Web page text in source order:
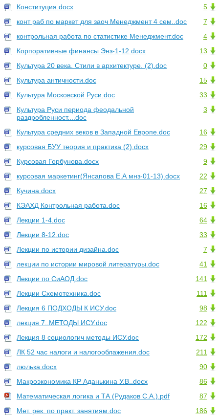
5
Конституция.docx
7
конт раб по маркет для заоч Менеджмент 4 сем..doc
4
контрольная работа по статистике Менеджмент.doc
13
Корпоративные финансы Энз-1-12.docx
0
Культура 20 века. Стили в архитектуре. (2).doc
15
Культура античности.doc
33
Культура Московской Руси.doc
3
Культура Руси периода феодальной
раздробленност....doc
16
Культура средних веков в Западной Европе.doc
29
курсовая БУУ теория и практика (2).docx
9
Курсовая Горбунова.docx
22
курсовая маркетинг(Янсапова Е.А мнз-01-13).docx
27
Кучина.docx
16
КЭАХД Контрольная работа.doc
64
Лекции 1-4.doc
33
Лекции 8-12.doc
7
Лекции по истории дизайна.doc
41
лекции по истории мировой литературы.doc
141
Лекции по СиАОД.doc
111
Лекции Схемотехника.doc
98
Лекция 6 ПОДХОДЫ К ИСУ.doc
122
лекция 7..МЕТОДЫ ИСУ.doc
172
Лекция 8 социологич методы ИСУ.doc
211
ЛК 52 час налоги и налогооблажения.doc
90
люлька.docx
86
Макроэкономика КР Аданькина У.В..docx
87
Математическая логика и ТА (Рудаков С.А.).pdf
186
Мет. рек. по практ. занятиям.doc